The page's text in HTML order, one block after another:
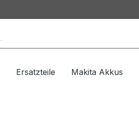
Ersatzteile Makita Akkus